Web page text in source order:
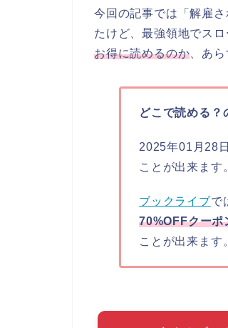
今回の記事では「解雇
たけど、最強領地でス
お得に読めるのか 、あ
どこで読める？
2025年01月28
ことが出来ます。
ブックライブで
70%OFFクーポ
ことが出来ます。